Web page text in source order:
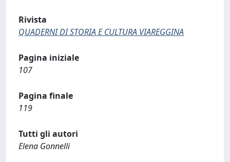
Rivista
QUADERNI DI STORIA E CULTURA VIAREGGINA
Pagina iniziale
107
Pagina finale
119
Tutti gli autori
Elena Gonnelli